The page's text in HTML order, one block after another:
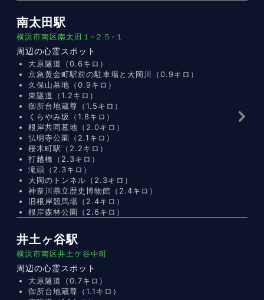
南太田駅
横浜市南区南太田１-２５-１
周辺の心霊スポット
大原隧道（0.6キロ）
京急黄金町駅前の駐車場と大岡川（0.9キロ）
久保山墓地（0.9キロ）
東隧道（1.2キロ）
御所台地蔵尊（1.5キロ）
くらやみ坂（1.8キロ）
根岸共同墓地（2.0キロ）
弘明寺公園（2.1キロ）
桜木町駅（2.2キロ）
打越橋（2.3キロ）
滝頭（2.3キロ）
大岡のトンネル（2.3キロ）
神奈川県立歴史博物館（2.4キロ）
旧根岸競馬場（2.4キロ）
根岸森林公園（2.6キロ）
井土ヶ谷駅
横浜市南区井土ケ谷中町
周辺の心霊スポット
大原隧道（0.7キロ）
御所台地蔵尊（1.1キロ）